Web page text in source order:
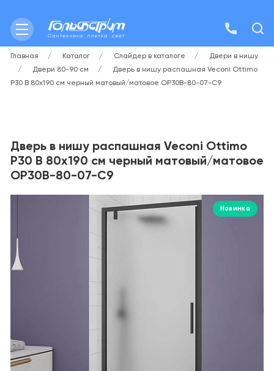
Главная Каталог Слайдер в каталоге
Двери в нишу
Двери 80-90 см
Дверь в нишу распашная Veconi Ottimo
P30 B 80х190 см черный матовый/матовое OP30B-80-07-C9
Дверь в нишу распашная Veconi Ottimo
P30 B 80х190 см черный матовый/матовое
OP30B-80-07-C9
Новинка